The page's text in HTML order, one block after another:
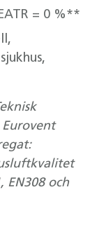
= 0 %**
Eurovent
EN308 och